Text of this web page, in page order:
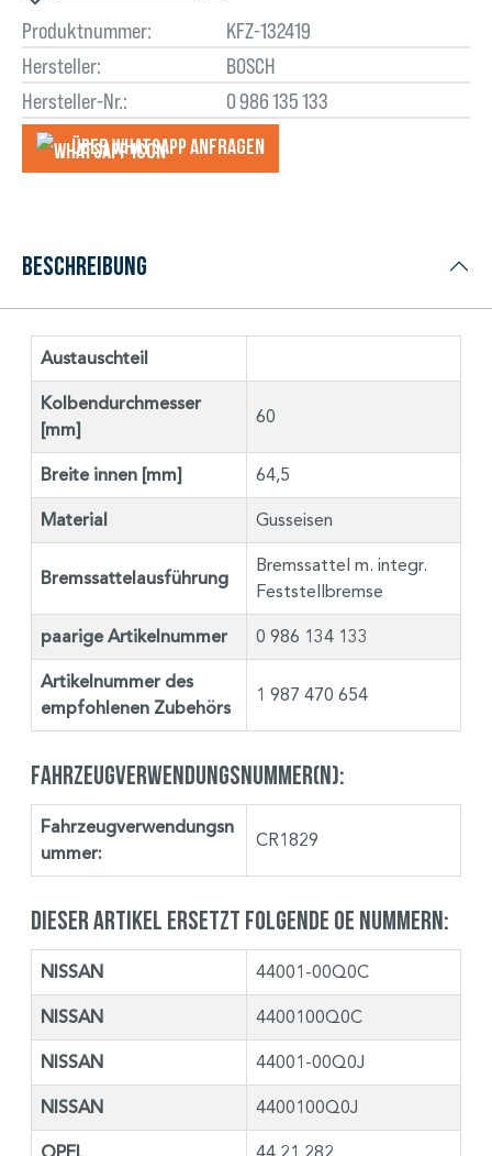
Produktnummer:
KFZ-132419
Hersteller:
BOSCH
Hersteller-Nr.:
0 986 135 133
Über WhatsApp anfragеn
Beschreibung
Austauschteil
Kolbendurchmesser
[mm]
60
Breite innen [mm] 64,5
Material Gusseisen
Bremssattelausführung
Bremssattel m. integr.
Feststellbremse
paarige Artikelnummer 0 986 134 133
Artikelnummer des
empfohlenen Zubehörs
1 987 470 654
Fahrzeugverwendungsnummer(n):
Fahrzeugverwendungsn
ummer:
CR1829
Dieser Artikel ersetzt folgende OE Nummern:
NISSAN 44001-00Q0C
NISSAN 4400100Q0C
NISSAN 44001-00Q0J
NISSAN 4400100Q0J